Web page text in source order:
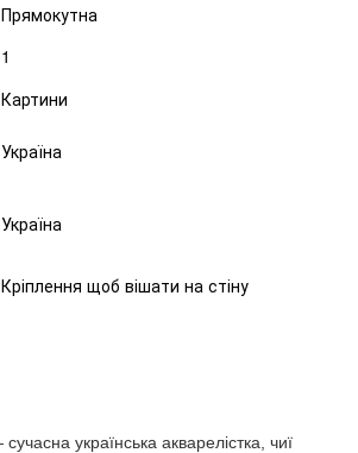
Прямокутна
1
Картини
Україна
Україна
Кріплення щоб вішати на стіну
українська акварелістка, чиї